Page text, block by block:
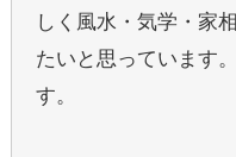
しく風水・気学・家
たいと思っています
す。